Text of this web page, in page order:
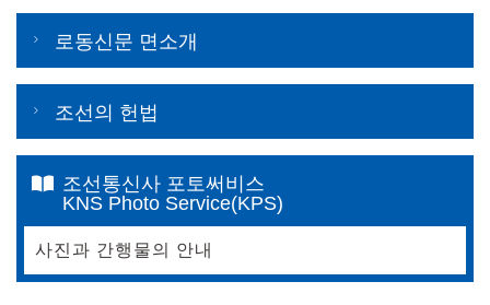
로동신문 면소개
조선의 헌법
조선통신사 포토써비스
KNS Photo Service(KPS)
사진과 간행물의 안내